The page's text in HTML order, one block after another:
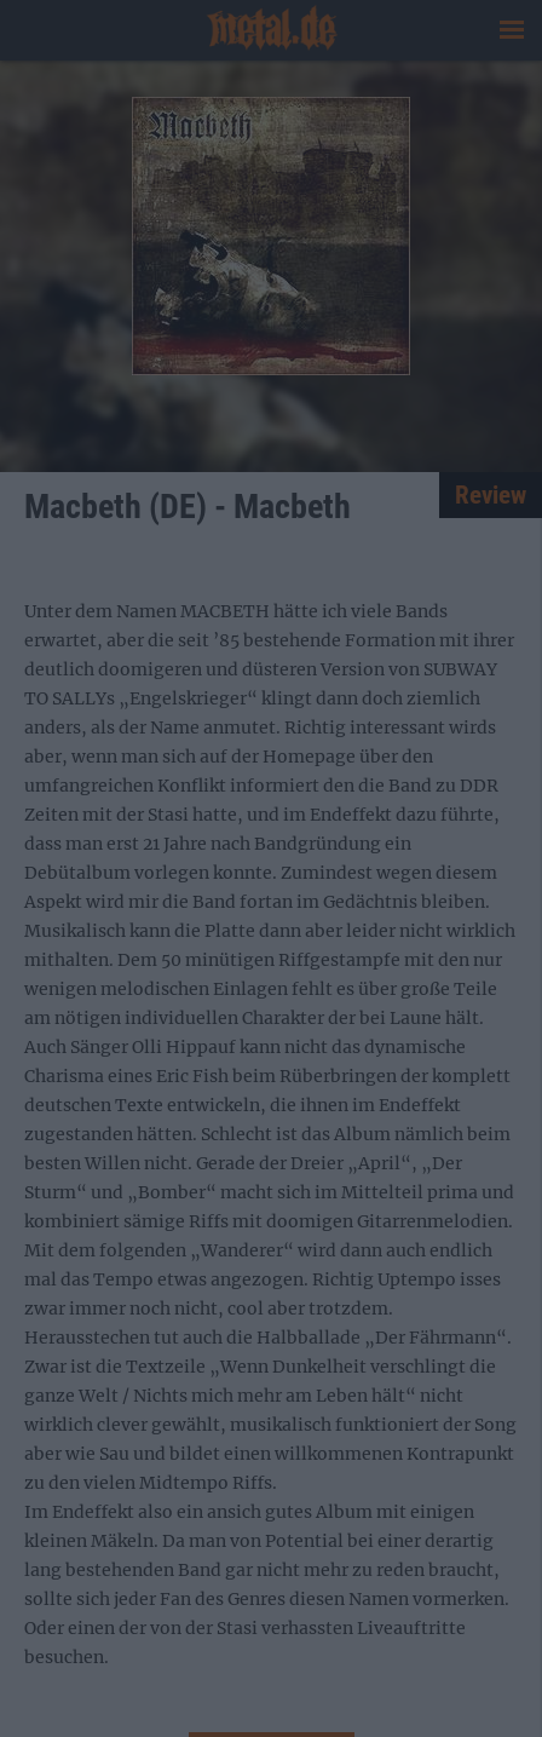
Macbeth (DE) - Macbeth Review
Unter dem Namen MACBETH hätte ich viele Bands
erwartet, aber die seit ’85 bestehende Formation mit ihrer
deutlich doomigeren und düsteren Version von SUBWAY
TO SALLYs „Engelskrieger“ klingt dann doch ziemlich
anders, als der Name anmutet. Richtig interessant wirds
aber, wenn man sich auf der Homepage über den
umfangreichen Konflikt informiert den die Band zu DDR
Zeiten mit der Stasi hatte, und im Endeffekt dazu führte,
dass man erst 21 Jahre nach Bandgründung ein
Debütalbum vorlegen konnte. Zumindest wegen diesem
Aspekt wird mir die Band fortan im Gedächtnis bleiben.
Musikalisch kann die Platte dann aber leider nicht wirklich
mithalten. Dem 50 minütigen Riffgestampfe mit den nur
wenigen melodischen Einlagen fehlt es über große Teile
am nötigen individuellen Charakter der bei Laune hält.
Auch Sänger Olli Hippauf kann nicht das dynamische
Charisma eines Eric Fish beim Rüberbringen der komplett
deutschen Texte entwickeln, die ihnen im Endeffekt
zugestanden hätten. Schlecht ist das Album nämlich beim
besten Willen nicht. Gerade der Dreier „April“, „Der
Sturm“ und „Bomber“ macht sich im Mittelteil prima und
kombiniert sämige Riffs mit doomigen Gitarrenmelodien.
Mit dem folgenden „Wanderer“ wird dann auch endlich
mal das Tempo etwas angezogen. Richtig Uptempo isses
zwar immer noch nicht, cool aber trotzdem.
Herausstechen tut auch die Halbballade „Der Fährmann“.
Zwar ist die Textzeile „Wenn Dunkelheit verschlingt die
ganze Welt / Nichts mich mehr am Leben hält“ nicht
wirklich clever gewählt, musikalisch funktioniert der Song
aber wie Sau und bildet einen willkommenen Kontrapunkt
zu den vielen Midtempo Riffs.
Im Endeffekt also ein ansich gutes Album mit einigen
kleinen Mäkeln. Da man von Potential bei einer derartig
lang bestehenden Band gar nicht mehr zu reden braucht,
sollte sich jeder Fan des Genres diesen Namen vormerken.
Oder einen der von der Stasi verhassten Liveauftritte
besuchen.